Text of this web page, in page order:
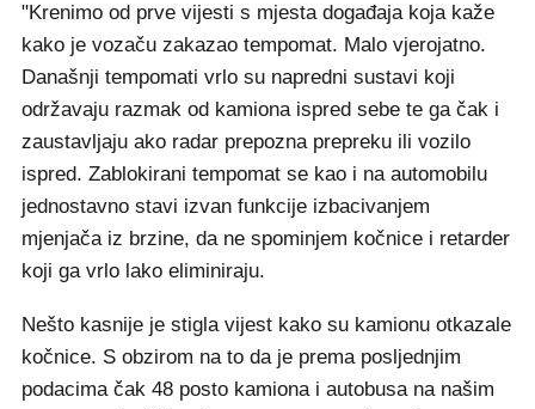
"Krenimo od prve vijesti s mjesta događaja koja kaže
kako je vozaču zakazao tempomat. Malo vjerojatno.
Današnji tempomati vrlo su napredni sustavi koji
održavaju razmak od kamiona ispred sebe te ga čak i
zaustavljaju ako radar prepozna prepreku ili vozilo
ispred. Zablokirani tempomat se kao i na automobilu
jednostavno stavi izvan funkcije izbacivanjem
mjenjača iz brzine, da ne spominjem kočnice i retarder
koji ga vrlo lako eliminiraju.
Nešto kasnije je stigla vijest kako su kamionu otkazale
kočnice. S obzirom na to da je prema posljednjim
podacima čak 48 posto kamiona i autobusa na našim